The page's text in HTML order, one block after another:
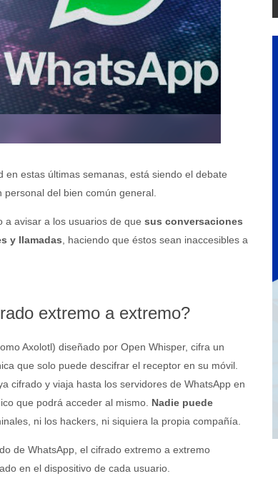
estas últimas semanas, está siendo el debate
del bien común general.
a avisar a los usuarios de que sus conversaciones
y llamadas , haciendo que éstos sean inaccesibles a
extremo a extremo?
Axolotl) diseñado por Open Whisper, cifra un
que solo puede descifrar el receptor en su móvil.
cifrado y viaja hasta los servidores de WhatsApp en
que podrá acceder al mismo. Nadie puede
ni los hackers, ni siquiera la propia compañía.
de WhatsApp, el cifrado extremo a extremo
en el dispositivo de cada usuario.